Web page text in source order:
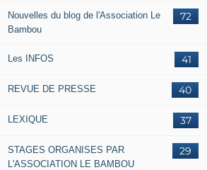
72
Nouvelles du blog de l'Association Le
Bambou
41
Les INFOS
40
REVUE DE PRESSE
37
LEXIQUE
29
STAGES ORGANISES PAR
L'ASSOCIATION LE BAMBOU